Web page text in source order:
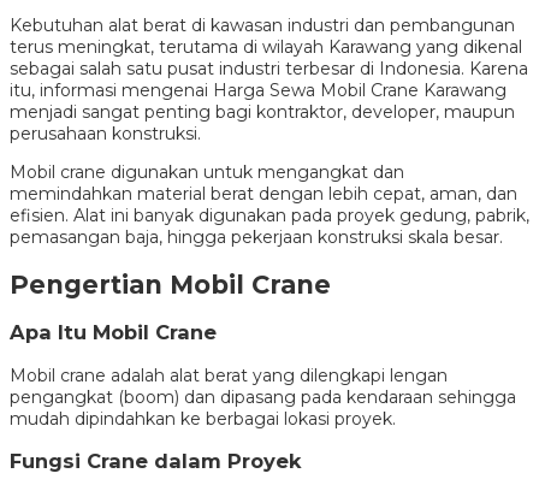
Kebutuhan alat berat di kawasan industri dan pembangunan
terus meningkat, terutama di wilayah Karawang yang dikenal
sebagai salah satu pusat industri terbesar di Indonesia. Karena
itu, informasi mengenai Harga Sewa Mobil Crane Karawang
menjadi sangat penting bagi kontraktor, developer, maupun
perusahaan konstruksi.
Mobil crane digunakan untuk mengangkat dan
memindahkan material berat dengan lebih cepat, aman, dan
efisien. Alat ini banyak digunakan pada proyek gedung, pabrik,
pemasangan baja, hingga pekerjaan konstruksi skala besar.
Pengertian Mobil Crane
Apa Itu Mobil Crane
Mobil crane adalah alat berat yang dilengkapi lengan
pengangkat (boom) dan dipasang pada kendaraan sehingga
mudah dipindahkan ke berbagai lokasi proyek.
Fungsi Crane dalam Proyek